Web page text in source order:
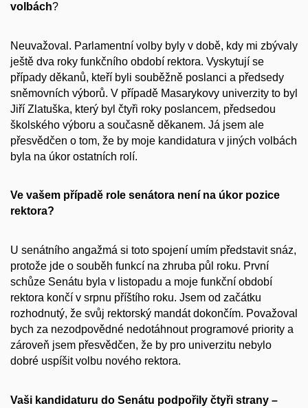
volbách?
Neuvažoval. Parlamentní volby byly v době, kdy mi zbývaly
ještě dva roky funkčního období rektora. Vyskytují se
případy děkanů, kteří byli souběžně poslanci a předsedy
sněmovních výborů. V případě Masarykovy univerzity to byl
Jiří Zlatuška, který byl čtyři roky poslancem, předsedou
školského výboru a současně děkanem. Já jsem ale
přesvědčen o tom, že by moje kandidatura v jiných volbách
byla na úkor ostatních rolí.
Ve vašem případě role senátora není na úkor pozice
rektora?
U senátního angažmá si toto spojení umím představit snáz,
protože jde o souběh funkcí na zhruba půl roku. První
schůze Senátu byla v listopadu a moje funkční období
rektora končí v srpnu příštího roku. Jsem od začátku
rozhodnutý, že svůj rektorský mandát dokončím. Považoval
bych za nezodpovědné nedotáhnout programové priority a
zároveň jsem přesvědčen, že by pro univerzitu nebylo
dobré uspíšit volbu nového rektora.
Vaši kandidaturu do Senátu podpořily čtyři strany –